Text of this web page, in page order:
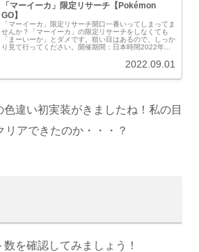
「マーイーカ」限定リサーチ【Pokémon
GO】
「マーイーカ」限定リサーチ開口一番いってしまってま
せんか？「マーイーカ」の限定リサーチをしなくても
「まーいーか」とダメです。狙い目はあるので、しっか
り見て行ってください。開催期間：日本時間2022年...
2022.09.01
違い初実装がきましたね！私の目
リアできたのか・・・？
を確認してみましょう！